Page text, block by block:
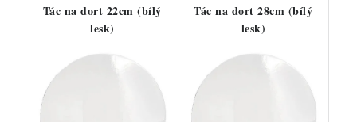
Tác na dort 22cm (bílý
lesk)
Tác na dort 28cm (bílý
lesk)